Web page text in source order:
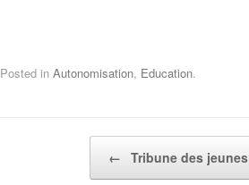
Posted in Autonomisation, Education.
← Tribune des